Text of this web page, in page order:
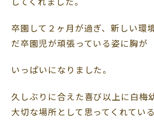
卒園して２ヶ月が過ぎ、新しい環
だ卒園児が頑張っている姿に胸が
いっぱいになりました。
久しぶりに合えた喜び以上に白梅
大切な場所として思ってくれている